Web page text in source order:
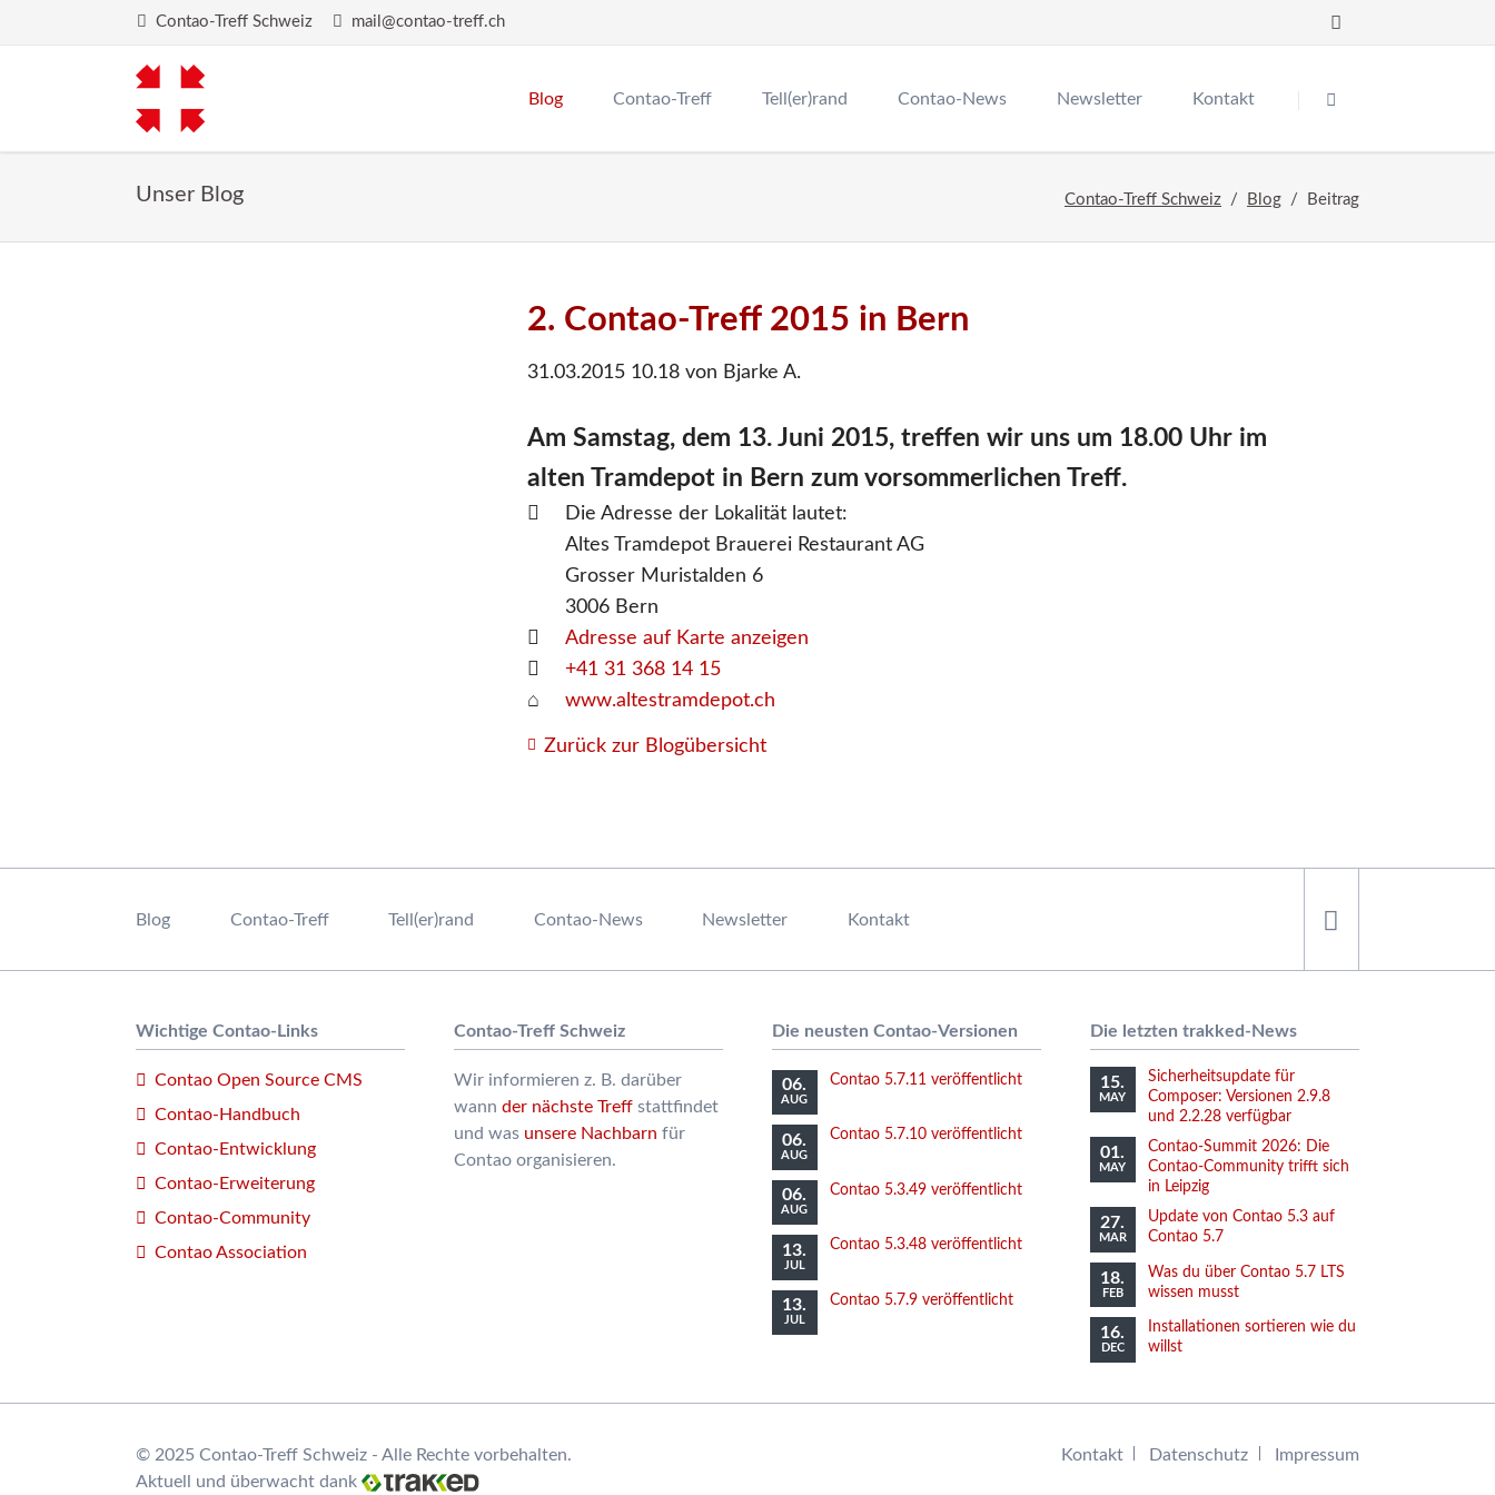
Contao-Treff Schweiz mail@contao-treff.ch
überspringen
Blog Contao-Treff Tell(er)rand Contao-News
Rückblick Core-Entwicklertreffen
Newsletter Kontakt
Unser Blog Contao-Treff Schweiz Blog Beitrag
2. Contao-Treff 2015 in Bern
31.03.2015 10.18 von Bjarke A.
Am Samstag, dem 13. Juni 2015, treffen wir uns um 18.00 Uhr im
alten Tramdepot in Bern zum vorsommerlichen Treff.
Die Adresse der Lokalität lautet:
Altes Tramdepot Brauerei Restaurant AG
Grosser Muristalden 6
3006 Bern
Adresse auf Karte anzeigen
+41 31 368 14 15
www.altestramdepot.ch
Zurück zur Blogübersicht
Blog Contao-Treff Tell(er)rand Contao-News Newsletter Kontakt
Wichtige Contao-Links
Contao Open Source CMS
Contao-Handbuch
Contao-Entwicklung
Contao-Erweiterung
Contao-Community
Contao Association
Contao-Treff Schweiz
Wir informieren z. B. darüber
wann der nächste Treff stattfindet
und was unsere Nachbarn für
Contao organisieren.
Die neusten Contao-Versionen
06.
AUG
Contao 5.7.11 veröffentlicht
06.
AUG
Contao 5.7.10 veröffentlicht
06.
AUG
Contao 5.3.49 veröffentlicht
13.
JUL
Contao 5.3.48 veröffentlicht
13.
JUL
Contao 5.7.9 veröffentlicht
Die letzten trakked-News
15.
MAY
Sicherheitsupdate für
Composer: Versionen 2.9.8
und 2.2.28 verfügbar
01.
MAY
Contao-Summit 2026: Die
Contao-Community trifft sich
in Leipzig
27.
MAR
Update von Contao 5.3 auf
Contao 5.7
18.
FEB
Was du über Contao 5.7 LTS
wissen musst
16.
DEC
Installationen sortieren wie du
willst
© 2025 Contao-Treff Schweiz - Alle Rechte vorbehalten.
Aktuell und überwacht dank
Navigation
Kontakt Datenschutz Impressum